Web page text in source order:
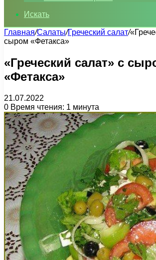
Искать
Главная/Салаты/Греческий салат/
сыром «Фетакса»
«Греческий салат» с
«Фетакса»
21.07.2022
0 Время чтения: 1 минута